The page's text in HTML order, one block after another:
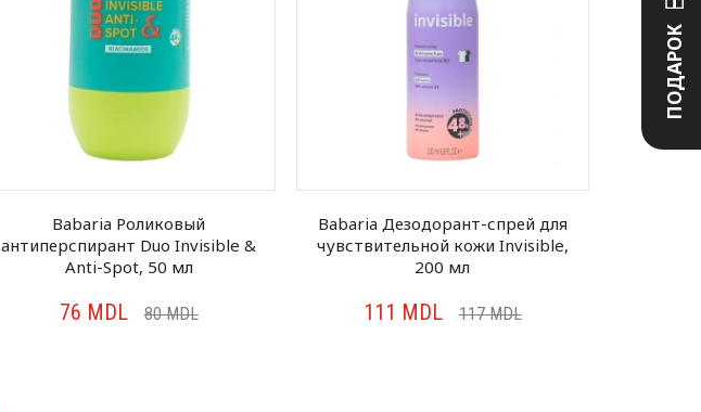
Babaria Роликовый
антиперспирант Duo Invisible &
Anti-Spot, 50 мл
76 MDL 80MDL
Babaria Дезодорант-спрей для
чувствительной кожи Invisible,
200 мл
111 MDL 117MDL
ПОДАРОК